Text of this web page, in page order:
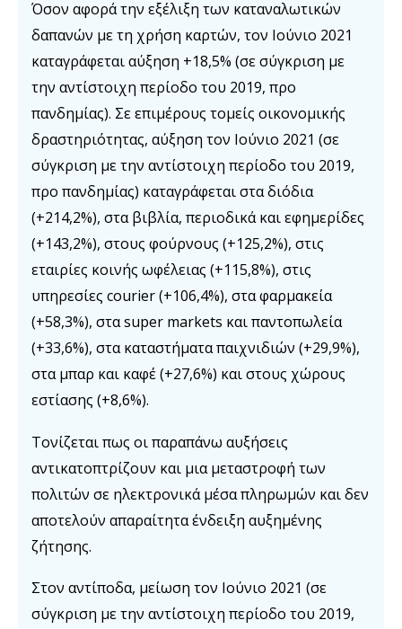
Όσον αφορά την εξέλιξη των καταναλωτικών
δαπανών με τη χρήση καρτών, τον Ιούνιο 2021
καταγράφεται αύξηση +18,5% (σε σύγκριση με
την αντίστοιχη περίοδο του 2019, προ
πανδημίας). Σε επιμέρους τομείς οικονομικής
δραστηριότητας, αύξηση τον Ιούνιο 2021 (σε
σύγκριση με την αντίστοιχη περίοδο του 2019,
προ πανδημίας) καταγράφεται στα διόδια
(+214,2%), στα βιβλία, περιοδικά και εφημερίδες
(+143,2%), στους φούρνους (+125,2%), στις
εταιρίες κοινής ωφέλειας (+115,8%), στις
υπηρεσίες courier (+106,4%), στα φαρμακεία
(+58,3%), στα super markets και παντοπωλεία
(+33,6%), στα καταστήματα παιχνιδιών (+29,9%),
στα μπαρ και καφέ (+27,6%) και στους χώρους
εστίασης (+8,6%).
Τονίζεται πως οι παραπάνω αυξήσεις
αντικατοπτρίζουν και μια μεταστροφή των
πολιτών σε ηλεκτρονικά μέσα πληρωμών και δεν
αποτελούν απαραίτητα ένδειξη αυξημένης
ζήτησης.
Στον αντίποδα, μείωση τον Ιούνιο 2021 (σε
σύγκριση με την αντίστοιχη περίοδο του 2019,